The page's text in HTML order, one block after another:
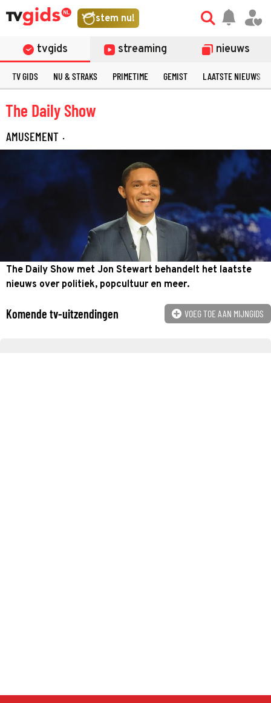
stem nu!
tvgids streaming nieuws
TV GIDS NU & STRAKS PRIMETIME GEMIST LAATSTE NIEUWS
The Daily Show
AMUSEMENT ·
The Daily Show met Jon Stewart behandelt het laatste
nieuws over politiek, popcultuur en meer.
Komende tv-uitzendingen VOEG TOE AAN MIJNGIDS